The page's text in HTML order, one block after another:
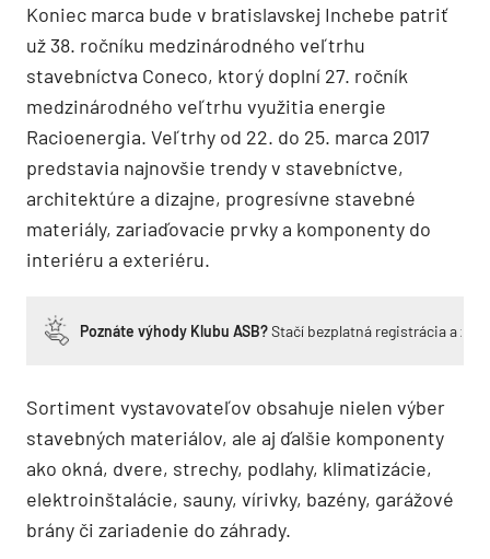
Koniec marca bude v bratislavskej Inchebe patriť
už 38. ročníku medzinárodného veľtrhu
stavebníctva Coneco, ktorý doplní 27. ročník
medzinárodného veľtrhu využitia energie
Racioenergia. Veľtrhy od 22. do 25. marca 2017
predstavia najnovšie trendy v stavebníctve,
architektúre a dizajne, progresívne stavebné
materiály, zariaďovacie prvky a komponenty do
interiéru a exteriéru.
Poznáte výhody Klubu ASB?Stačí bezplatná registrácia a
Sortiment vystavovateľov obsahuje nielen výber
stavebných materiálov, ale aj ďalšie komponenty
ako okná, dvere, strechy, podlahy, klimatizácie,
elektroinštalácie, sauny, vírivky, bazény, garážové
brány či zariadenie do záhrady.